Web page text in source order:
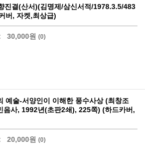
진결(산서)(김명제/삼신서적/1978.3.5/483
버, 자켓,최상급)
30,000원 (0)
예술-서양인이 이해한 풍수사상 (최창조
음사, 1992년(초판2쇄), 225쪽) (하드카버,
20,000원 (0)